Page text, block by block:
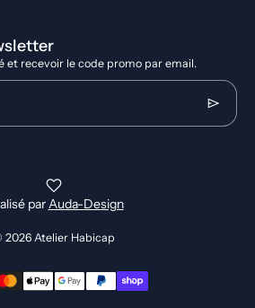
et recevoir le code promo par email.
parAuda-Design
2026 Atelier Habicap